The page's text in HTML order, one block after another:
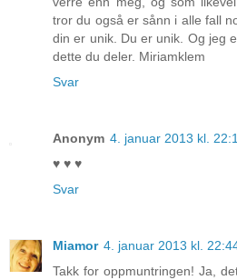
tror du også er sånn i alle fall
din er unik. Du er unik. Og jeg
dette du deler. Miriamklem
Svar
Anonym 4. januar 2013 kl.
♥ ♥ ♥
Svar
Miamor 4. januar 2013 kl.
Takk for oppmuntringen! Ja,